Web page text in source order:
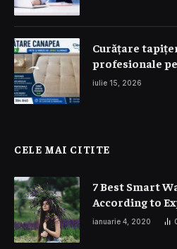
Curățare
profesionale
și interior auto
iulie 15, 2026
CELE MAI CITITE
7 Best Smart
According to
ianuarie 4, 2020